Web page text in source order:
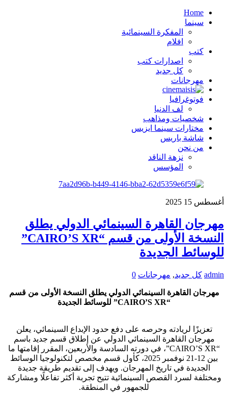
Home
سينما
المفكرة السينمائية
افلام
كتب
اصدارات كتب
كل جديد
مهرجانات
فوتوغرافيا
لف الدنيا
شخصيات ومذاهب
مختارات سينما ايزيس
شاشة باريس
من نحن
نزهة الناقد
المؤسس
أغسطس 15
2025
مهرجان القاهرة السينمائي الدولي يطلق
النسخة الأولى من قسم “CAIRO’S XR”
للوسائط الجديدة
admin كل جديد, مهرجانات 0
مهرجان القاهرة السينمائي الدولي يطلق النسخة الأولى من قسم
“CAIRO’S XR” للوسائط الجديدة
تعزيزًا لريادته وحرصه على دفع حدود الإبداع السينمائي، يعلن
مهرجان القاهرة السينمائي الدولي عن إطلاق قسم جديد باسم
“CAIRO’S XR”، في دورته السادسة والأربعين، المقرر إقامتها ما
بين 12-21 نوفمبر 2025، كأول قسم مخصص لتكنولوجيا الوسائط
الجديدة في تاريخ المهرجان. ويهدف إلى تقديم طريقة جديدة
ومختلفة لسرد القصص السينمائية تتيح تجربة أكثر تفاعلًا ومشاركة
للجمهور في المنطقة.